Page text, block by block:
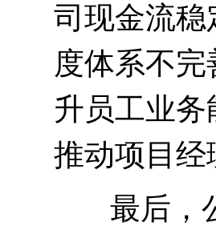
司现金流
度体系不
升员工业
推动项目
最后，公